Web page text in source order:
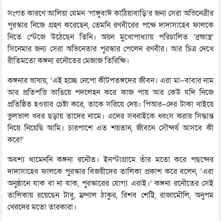
সংগত কারণে আলিয়া যেমন ‘গাঙ্গুবাঈ কাঠিয়াবাড়ি’র জন্য সেরা অভিনেত্রীর
পুরস্কার নিজে গ্রহণ করেছেন, তেমনি রণবীরের পক্ষে দাদাসাহেব ফালকে
নিতে স্টেজে উঠেছেন তিনি। অয়ন মুখোপাধ্যায় পরিচালিত ‘ব্রহ্মাস্ত্র’
সিনেমার জন্য সেরা অভিনেতার পুরস্কার পেলেন রণবীর। আর চিত্র দেখে
রীতিমতো কঙ্গনা রনৌতের মেজাজ তিরিক্ষি।
কঙ্গনার ভাষায়, ‘এই হচ্ছে নেপো কীটপতঙ্গদের জীবন। এরা মা–বাবার নাম
আর প্রতিপত্তি ভাঙিয়ে পদলেহন করে কাজ পায় আর কেউ যদি নিজে
প্রতিষ্ঠিত হওয়ার চেষ্টা করে, তাকে সরিয়ে দেয়। পিআর–দের টাকা খাইয়ে
ভুলভাল খবর ছড়ায় তাদের নামে। এদের সব্বাইকে ধ্বংস করার সিদ্ধান্ত
নিয়ে নিয়েছি আমি। চারপাশে এত শয়তান, জীবনে সৌন্দর্য আসবে কী
করে!’
অবশ্য থামেননি কঙ্গনা রনৌত। ইনস্টাগ্রামে তাঁর মতো করে পছন্দের
দাদাসাহেব ফালকে পুরস্কার বিজয়ীদের তালিকা প্রকাশ করে বলেন, ‘এরা
অনুষ্ঠানে যাক বা না যাক, পুরস্কারের যোগ্য এরাই।’ কঙ্গনা রনৌতের সেই
তালিকায় রয়েছেন টাবু, ম্রুণাল ঠাকুর, রিশব শেট্টি, রাজামৌলি, অনুপম
খেরদের মতো তারকারা।